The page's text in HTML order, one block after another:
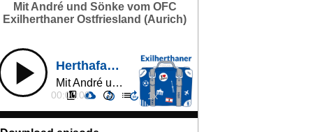
Mit André und Sönke vom OFC
Exilherthaner Ostfriesland (Aurich)
Herthafans in Ostfriesland (152)
Mit André und Sönke vom OFC Exilherthaner Ostfriesland (Aurich)
00:00:00